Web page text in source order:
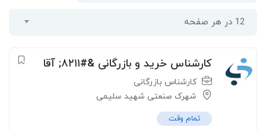
12 در هر صفحه
کارشناس خرید و بازرگانی &#۸۲۱۱; آقا
کارشناس بازرگانی
شهرک صنعتی شهید سلیمی
تمام وقت